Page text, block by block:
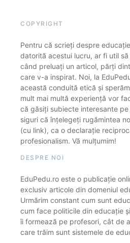
COPYRIGHT
Pentru că scrieți despre
datorită acestui lucru, ar fi util
când preluați un articol, părți
care v-a inspirat. Noi, la
această conduită etică și
mult mai multă experiență vor
că găsiți subiecte interesante
siguri că înțelegeți rugămintea
(cu link), ca o declarație
profesionalism. Vă mulțumim!
DESPRE NOI
EduPedu.ro este o publicație
exclusiv articole din domeniul
Urmărim constant cum sunt
cum face politicile din educație
îi formează pe profesori, cât de
care trăim sunt sistemele de